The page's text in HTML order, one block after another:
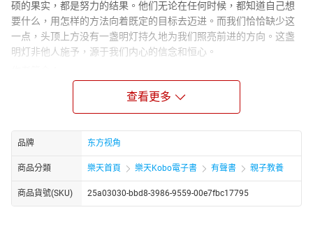
硕的果实，都是努力的结果。他们无论在任何时候，都知道自己想
要什么，用怎样的方法向着既定的目标去迈进。而我们恰恰缺少这
一点，头顶上方没有一盏明灯持久地为我们照亮前进的方向。这盏
明灯非他人施予，源于我们内心的信念和恒心。
左岸，作协会员，曾就职于平面媒体，目前从事图书出版写作，编
著、主编过《中国文学大关》《洪荒往事》《智慧无限》《无法揭
社科书籍。
查看更多
品牌 东方视角
商品分類 樂天首頁 樂天Kobo電子書 有聲書 親子教養
商品貨號(SKU) 25a03030-bbd8-3986-9559-00e7fbc17795